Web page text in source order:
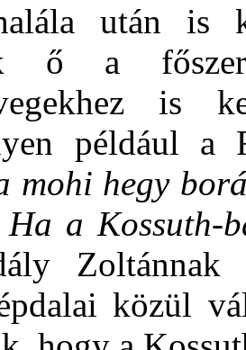
után is
ő a
is
például a
mohi hegy
Ha a Kossuth-
közül